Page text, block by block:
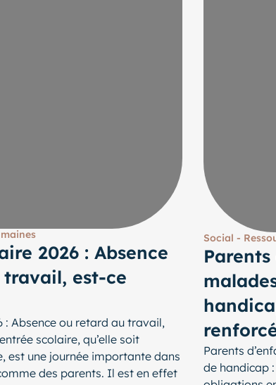
2026 : Absence
est-ce
: Absence ou retard au travail,
scolaire, qu’elle soit
est une journée importante dans
des parents. Il est en effet
Social -
Parents
de handicap